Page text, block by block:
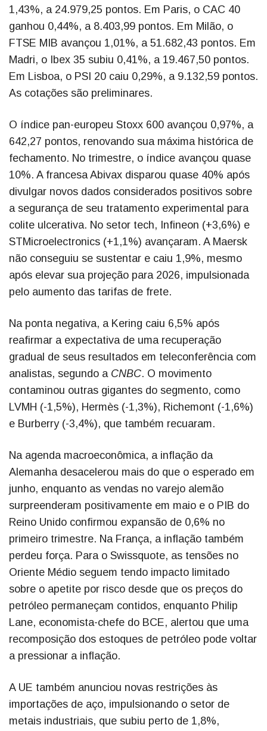
1,43%, a 24.979,25 pontos. Em Paris, o CAC 40
ganhou 0,44%, a 8.403,99 pontos. Em Milão, o
FTSE MIB avançou 1,01%, a 51.682,43 pontos. Em
Madri, o Ibex 35 subiu 0,41%, a 19.467,50 pontos.
Em Lisboa, o PSI 20 caiu 0,29%, a 9.132,59 pontos.
As cotações são preliminares.
O índice pan-europeu Stoxx 600 avançou 0,97%, a
642,27 pontos, renovando sua máxima histórica de
fechamento. No trimestre, o índice avançou quase
10%. A francesa Abivax disparou quase 40% após
divulgar novos dados considerados positivos sobre
a segurança de seu tratamento experimental para
colite ulcerativa. No setor tech, Infineon (+3,6%) e
STMicroelectronics (+1,1%) avançaram. A Maersk
não conseguiu se sustentar e caiu 1,9%, mesmo
após elevar sua projeção para 2026, impulsionada
pelo aumento das tarifas de frete.
Na ponta negativa, a Kering caiu 6,5% após
reafirmar a expectativa de uma recuperação
gradual de seus resultados em teleconferência com
analistas, segundo a CNBC. O movimento
contaminou outras gigantes do segmento, como
LVMH (-1,5%), Hermès (-1,3%), Richemont (-1,6%)
e Burberry (-3,4%), que também recuaram.
Na agenda macroeconômica, a inflação da
Alemanha desacelerou mais do que o esperado em
junho, enquanto as vendas no varejo alemão
surpreenderam positivamente em maio e o PIB do
Reino Unido confirmou expansão de 0,6% no
primeiro trimestre. Na França, a inflação também
perdeu força. Para o Swissquote, as tensões no
Oriente Médio seguem tendo impacto limitado
sobre o apetite por risco desde que os preços do
petróleo permaneçam contidos, enquanto Philip
Lane, economista-chefe do BCE, alertou que uma
recomposição dos estoques de petróleo pode voltar
a pressionar a inflação.
A UE também anunciou novas restrições às
importações de aço, impulsionando o setor de
metais industriais, que subiu perto de 1,8%,